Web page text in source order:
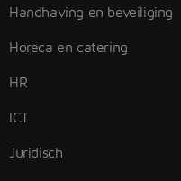
Handhaving en beveiliging
Horeca en catering
HR
ICT
Juridisch